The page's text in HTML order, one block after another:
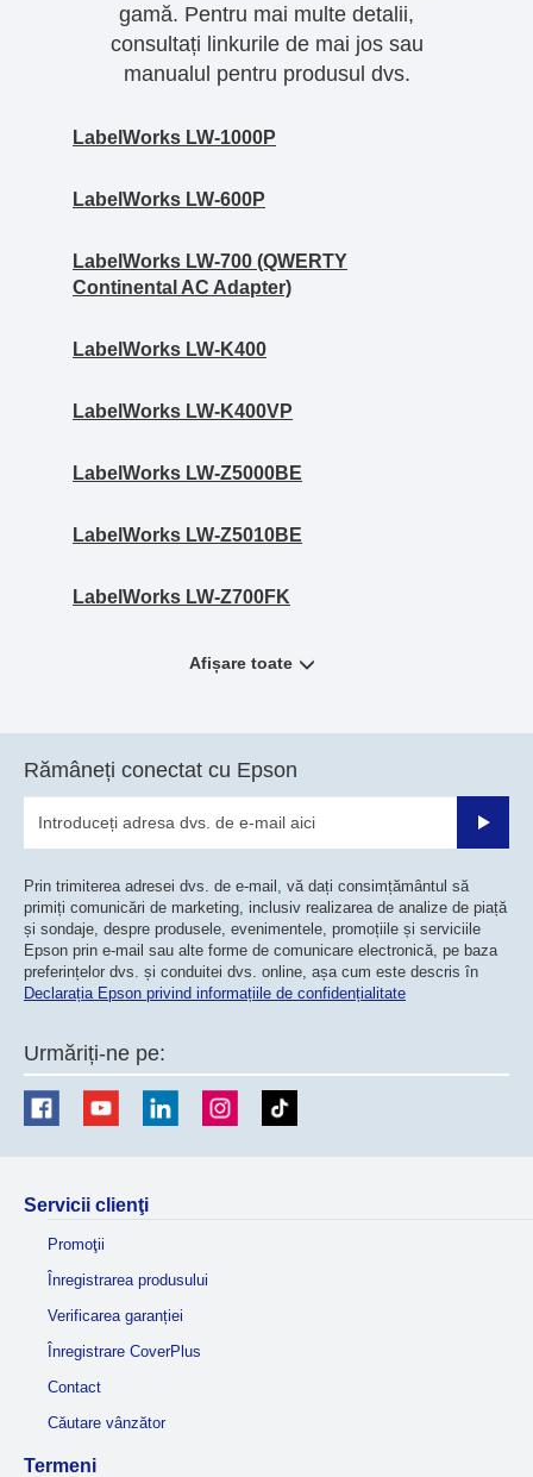
gamă. Pentru mai multe detalii,
consultați linkurile de mai jos sau
manualul pentru produsul dvs.
LabelWorks LW-1000P
LabelWorks LW-600P
LabelWorks LW-700 (QWERTY
Continental AC Adapter)
LabelWorks LW-K400
LabelWorks LW-K400VP
LabelWorks LW-Z5000BE
LabelWorks LW-Z5010BE
LabelWorks LW-Z700FK
Afișare toate
Rămâneți conectat cu Epson
Prin trimiterea adresei dvs. de e-mail, vă dați consimțământul să
primiți comunicări de marketing, inclusiv realizarea de analize de piață
și sondaje, despre produsele, evenimentele, promoțiile și serviciile
Epson prin e-mail sau alte forme de comunicare electronică, pe baza
preferințelor dvs. și conduitei dvs. online, așa cum este descris în
Declarația Epson privind informațiile de confidențialitate
Urmăriți-ne pe:
Servicii clienţi
Promoţii
Înregistrarea produsului
Verificarea garanției
Înregistrare CoverPlus
Contact
Căutare vânzător
Termeni